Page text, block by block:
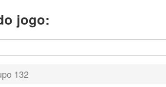
jogo:
132